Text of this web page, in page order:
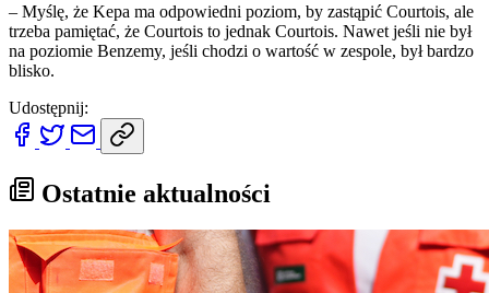
– Myślę, że Kepa ma odpowiedni poziom, by zastąpić Courtois, ale
trzeba pamiętać, że Courtois to jednak Courtois. Nawet jeśli nie był
na poziomie Benzemy, jeśli chodzi o wartość w zespole, był bardzo
blisko.
Udostępnij:
Ostatnie aktualności